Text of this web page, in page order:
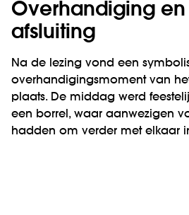
Overhandiging
afsluiting
Na de lezing vond een
overhandigingsmoment van
plaats. De middag werd
een borrel, waar aanwezigen
hadden om verder met elkaar